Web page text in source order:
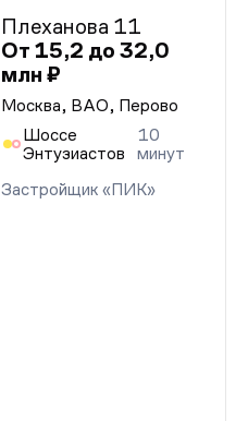
Плеханова 11
От 15,2 до 32,0
млн ₽
Москва, ВАО, Перово
Шоссе
Энтузиастов
10
минут
Застройщик «ПИК»